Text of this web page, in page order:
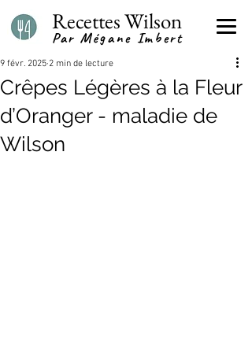
Par Mégane Imbert
Recettes Wilson
Crêpes Légères à la Fleur
d’Oranger - maladie de
Wilson
9 févr. 2025 2 min de lecture